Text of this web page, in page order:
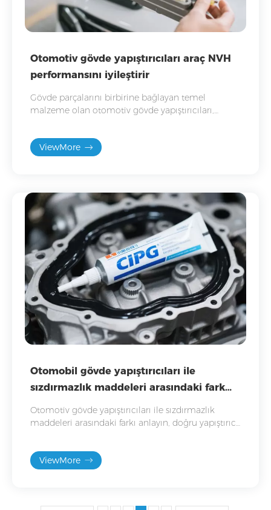
Otomotiv gövde yapıştırıcıları araç NVH
performansını iyileştirir
Gövde parçalarını birbirine bağlayan temel
malzeme olan otomotiv gövde yapıştırıcıları,
nedeniyle giderek daha fazla ilgi görüyor.
ViewMore
Otomobil gövde yapıştırıcıları ile
sızdırmazlık maddeleri arasındaki fark
Otomotiv gövde yapıştırıcıları ile sızdırmazlık
maddeleri arasındaki farkı anlayın, doğru yapıştırıcı
ViewMore